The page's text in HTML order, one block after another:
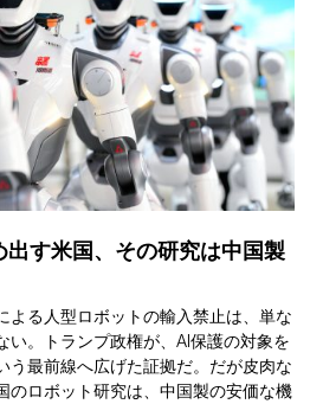
す米国、その研究は中国製
よる人型ロボットの輸入禁止は、単な
い。トランプ政権が、AI保護の対象を
う最前線へ広げた証拠だ。だが皮肉な
のロボット研究は、中国製の安価な機